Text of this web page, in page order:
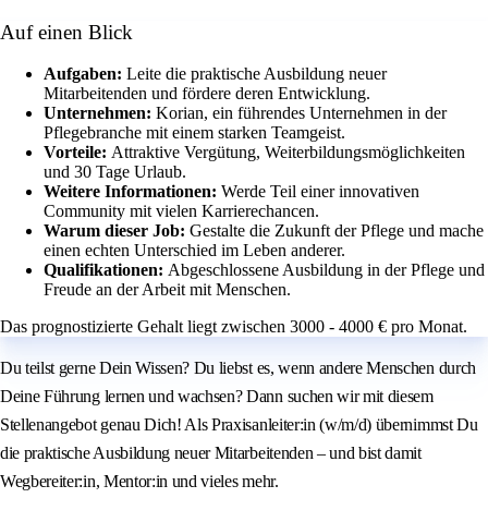
Auf einen Blick
Aufgaben: Leite die praktische Ausbildung neuer
Mitarbeitenden und fördere deren Entwicklung.
Unternehmen: Korian, ein führendes Unternehmen in der
Pflegebranche mit einem starken Teamgeist.
Vorteile: Attraktive Vergütung, Weiterbildungsmöglichkeiten
und 30 Tage Urlaub.
Weitere Informationen: Werde Teil einer innovativen
Community mit vielen Karrierechancen.
Warum dieser Job: Gestalte die Zukunft der Pflege und mache
einen echten Unterschied im Leben anderer.
Qualifikationen: Abgeschlossene Ausbildung in der Pflege und
Freude an der Arbeit mit Menschen.
Das prognostizierte Gehalt liegt zwischen 3000 - 4000 € pro Monat.
Du teilst gerne Dein Wissen? Du liebst es, wenn andere Menschen durch
Deine Führung lernen und wachsen? Dann suchen wir mit diesem
Stellenangebot genau Dich! Als Praxisanleiter:in (w/m/d) übernimmst Du
die praktische Ausbildung neuer Mitarbeitenden – und bist damit
Wegbereiter:in, Mentor:in und vieles mehr.